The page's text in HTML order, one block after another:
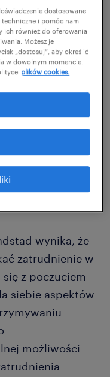
BSS
już na
może
do Twojej
za chwilę zwiąże
ten pracodawca,
swojego
i finalnie
wynika, że
zatrudnienie w
z poczuciem
siebie aspektów
możliwości
dostosowane
i pomóc nam
ich również do oferowania
Możesz je
„dostosuj”, aby określić
w dowolnym momencie.
plików cookies.